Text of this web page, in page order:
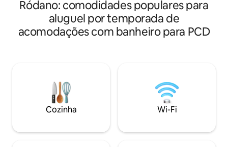
Prémanon, nosso chalé oferece uma
vista deslumbrante de 180° das
montanhas a partir da área de estar e do
terraço. Destaques da sua estadia:
pedra mantêm a casa naturalmente
fresca. As trilhas de caminhada
começam bem na sua porta.
Autenticidade e natureza tranquila.
sofás-cama
todos os
Ródano: comodidades populares para
aluguel por temporada de
acomodações com banheiro para PCD
Cozinha Wi-Fi